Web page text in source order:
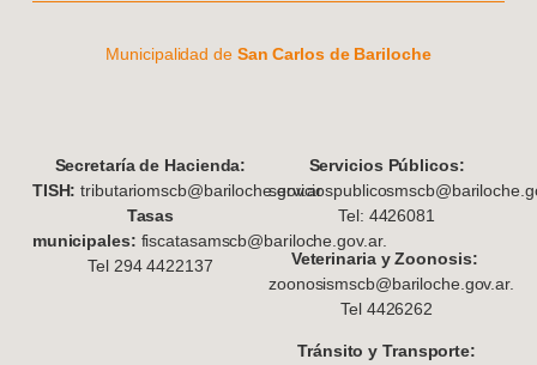
Municipalidad deSan Carlos de Bariloche
Secretaría de Hacienda:
TISH: tributariomscb@bariloche.gov.ar
Tasas
municipales: fiscatasamscb@bariloche.gov.ar.
Tel 294 4422137
Servicios Públicos:
Tel: 4426081
Veterinaria y Zoonosis:
zoonosismscb@bariloche.gov.ar.
Tel 4426262
Tránsito y Transporte: